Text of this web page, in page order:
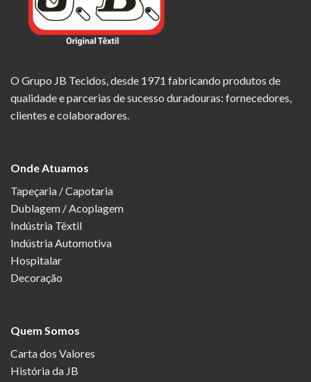
O Grupo JB Tecidos, desde 1971 fabricando produtos de
qualidade e parcerias de sucesso duradouras: fornecedores,
clientes e colaboradores.
Onde Atuamos
Tapeçaria / Capotaria
Dublagem / Acoplagem
Indústria Têxtil
Indústria Automotiva
Hospitalar
Decoração
Quem Somos
Carta dos Valores
História da JB